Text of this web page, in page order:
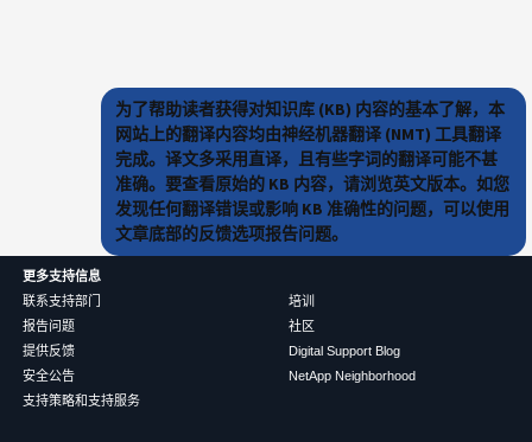
为了帮助读者获得对知识库 (KB) 内容的基本了解，本
网站上的翻译内容均由神经机器翻译 (NMT) 工具翻译
完成。译文多采用直译，且有些字词的翻译可能不甚
准确。要查看原始的 KB 内容，请浏览英文版本。如您
发现任何翻译错误或影响 KB 准确性的问题，可以使用
文章底部的反馈选项报告问题。
更多支持信息
联系支持部门
报告问题
提供反馈
安全公告
支持策略和支持服务
培训
社区
Digital Support Blog
NetApp Neighborhood